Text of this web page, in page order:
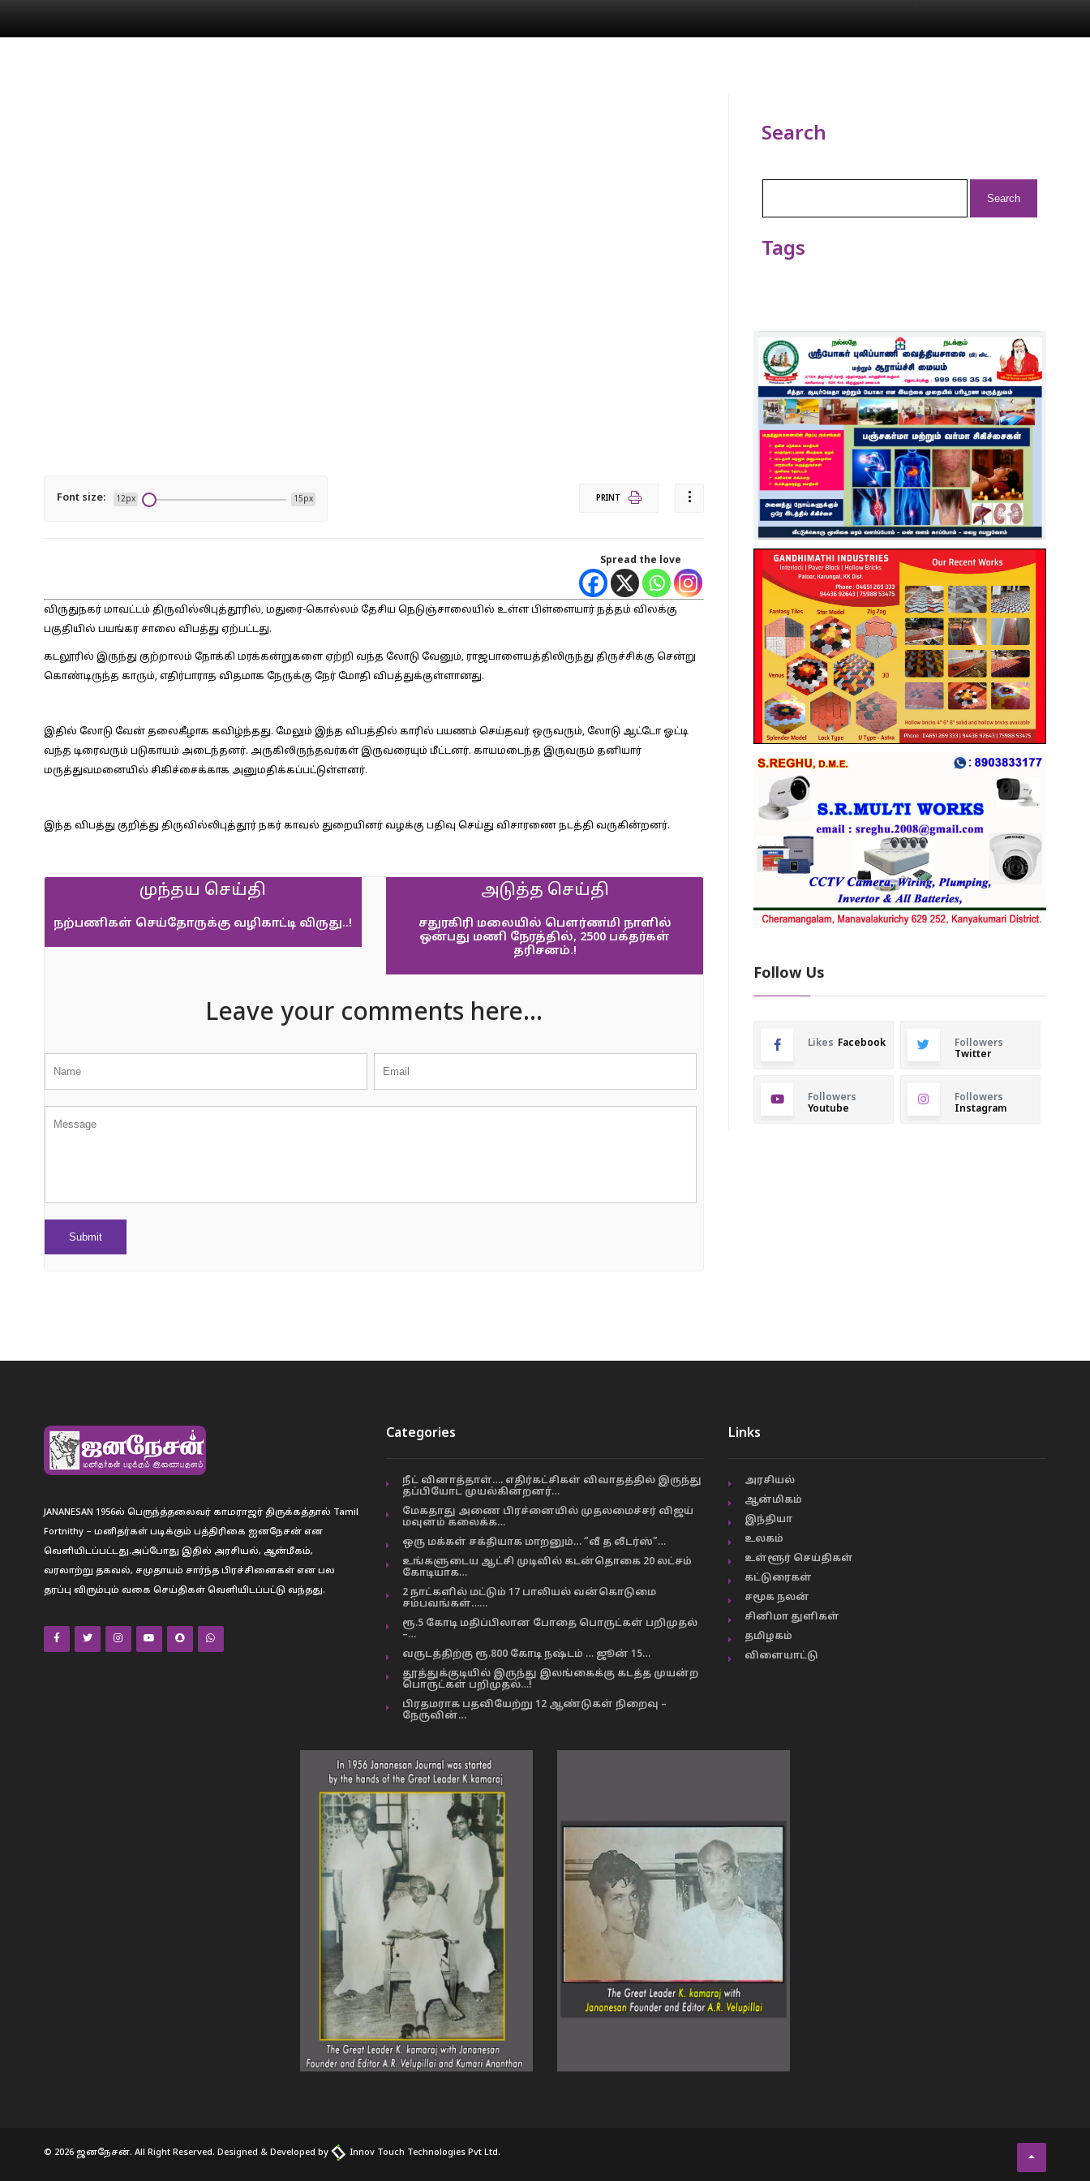
Font size: 12px 15px PRINT
Spread the love
விருதுநகர் மாவட்டம் திருவில்லிபுத்தூரில், மதுரை-கொல்லம் தேசிய நெடுஞ்சாலையில் உள்ள பிள்ளையார் நத்தம் விலக்கு
பகுதியில் பயங்கர சாலை விபத்து ஏற்பட்டது.
கடலூரில் இருந்து குற்றாலம் நோக்கி மரக்கன்றுகளை ஏற்றி வந்த லோடு வேனும், ராஜபாளையத்திலிருந்து திருச்சிக்கு சென்று
கொண்டிருந்த காரும், எதிர்பாராத விதமாக நேருக்கு நேர் மோதி விபத்துக்குள்ளானது.
இதில் லோடு வேன் தலைகீழாக கவிழ்ந்தது. மேலும் இந்த விபத்தில் காரில் பயணம் செய்தவர் ஒருவரும், லோடு ஆட்டோ ஓட்டி
வந்த டிரைவரும் படுகாயம் அடைந்தனர். அருகிலிருந்தவர்கள் இருவரையும் மீட்டனர். காயமடைந்த இருவரும் தனியார்
மருத்துவமனையில் சிகிச்சைக்காக அனுமதிக்கப்பட்டுள்ளனர்.
இந்த விபத்து குறித்து திருவில்லிபுத்தூர் நகர் காவல் துறையினர் வழக்கு பதிவு செய்து விசாரணை நடத்தி வருகின்றனர்.
முந்தய செய்தி
நற்பணிகள் செய்தோருக்கு வழிகாட்டி விருது..!
அடுத்த செய்தி
சதுரகிரி மலையில் பௌர்ணமி நாளில்
ஒன்பது மணி நேரத்தில், 2500 பக்தர்கள்
தரிசனம்.!
Leave your comments here...
Search
Tags
Follow Us
Likes Facebook
Followers
Twitter
Followers
Youtube
Followers
Instagram
JANANESAN 1956ல் பெருந்த்தலைவர் காமராஜர் திருக்கத்தால் Tamil
Fortnithy – மனிதர்கள் படிக்கும் பத்திரிகை ஐனநேசன் என
வெளியிடப்பட்டது.அப்போது இதில் அரசியல், ஆன்மீகம்,
வரலாற்று தகவல், சமுதாயம் சார்ந்த பிரச்சினைகள் என பல
தரப்பு விரும்பும் வகை செய்திகள் வெளியிடப்பட்டு வந்தது.
Categories
நீட் வினாத்தாள்…. எதிர்கட்சிகள் விவாதத்தில் இருந்து
தப்பியோட முயல்கின்றனர்…
மேகதாது அணை பிரச்னையில் முதலமைச்சர் விஜய்
மவுனம் கலைக்க…
ஒரு மக்கள் சக்தியாக மாறனும்… “வீ த லீடர்ஸ்”…
உங்களுடைய ஆட்சி முடிவில் கடன்தொகை 20 லட்சம்
கோடியாக…
2 நாட்களில் மட்டும் 17 பாலியல் வன்கொடுமை
சம்பவங்கள்……
ரூ.5 கோடி மதிப்பிலான போதை பொருட்கள் பறிமுதல்
–…
வருடத்திற்கு ரூ.800 கோடி நஷ்டம் … ஜூன் 15…
தூத்துக்குடியில் இருந்து இலங்கைக்கு கடத்த முயன்ற
பொருட்கள் பறிமுதல்…!
பிரதமராக பதவியேற்று 12 ஆண்டுகள் நிறைவு –
நேருவின்…
Links
அரசியல்
ஆன்மிகம்
இந்தியா
உலகம்
உள்ளூர் செய்திகள்
கட்டுரைகள்
சமூக நலன்
சினிமா துளிகள்
தமிழகம்
விளையாட்டு
© 2026 ஜனநேசன். All Right Reserved. Designed & Developed by Innov Touch Technologies Pvt Ltd.